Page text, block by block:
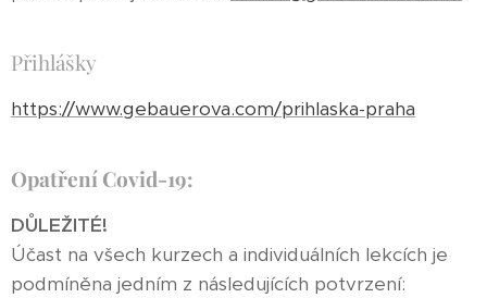
Přihlášky
https://www.gebauerova.com/prihlaska-praha
Opatření Covid-19:
DŮLEŽITÉ!
Účast na všech kurzech a individuálních lekcích je
podmíněna jedním z následujících potvrzení: